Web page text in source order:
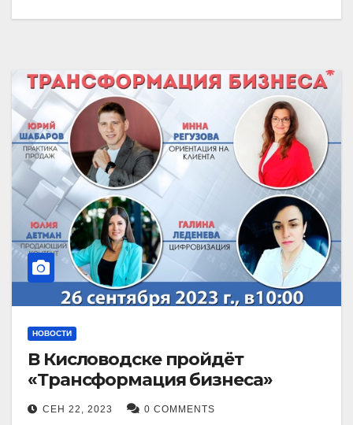
НОВОСТИ
В Кисловодске пройдёт
«Трансформация бизнеса»
СЕН 22, 2023 0 COMMENTS